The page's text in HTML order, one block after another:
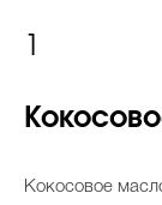
Кокосовое